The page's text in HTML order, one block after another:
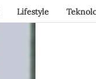
Lifestyle